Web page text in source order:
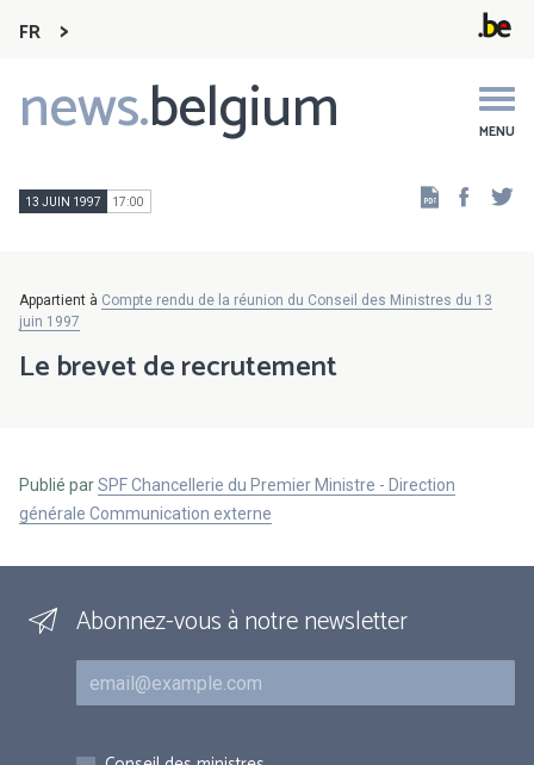
FR
news.belgium MENU
Main
navigation
13 JUIN 1997 17:00
Appartient à Compte rendu de la réunion du Conseil des Ministres du 13
juin 1997
Le brevet de recrutement
Publié parSPF Chancellerie du Premier Ministre - Direction
générale Communication externe
Abonnez-vous à notre newsletter
Courriel
Inscriptions